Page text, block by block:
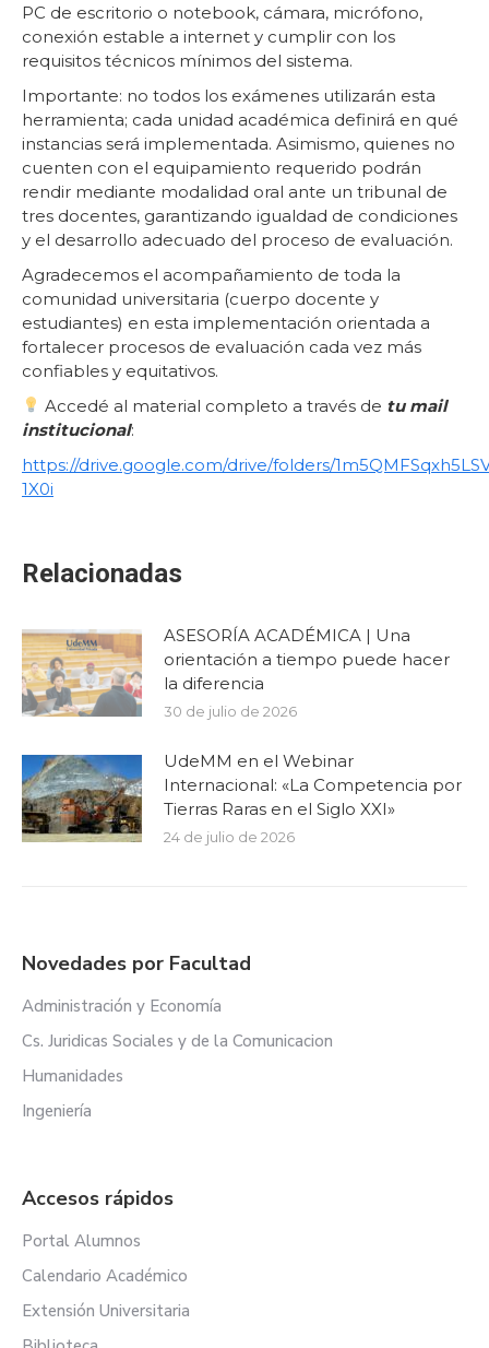
PC de escritorio o notebook, cámara, micrófono,
conexión estable a internet y cumplir con los
requisitos técnicos mínimos del sistema.
Importante: no todos los exámenes utilizarán esta
herramienta; cada unidad académica definirá en qué
instancias será implementada. Asimismo, quienes no
cuenten con el equipamiento requerido podrán
rendir mediante modalidad oral ante un tribunal de
tres docentes, garantizando igualdad de condiciones
y el desarrollo adecuado del proceso de evaluación.
Agradecemos el acompañamiento de toda la
comunidad universitaria (cuerpo docente y
estudiantes) en esta implementación orientada a
fortalecer procesos de evaluación cada vez más
confiables y equitativos.
Accedé al material completo a través de tu mail
institucional:
https://drive.google.com/drive/folders/
1X0i
Relacionadas
ASESORÍA ACADÉMICA | Una
orientación a tiempo puede hacer
la diferencia
30 de julio de 2026
UdeMM en el Webinar
Internacional: «La Competencia por
Tierras Raras en el Siglo XXI»
24 de julio de 2026
Novedades por Facultad
Administración y Economía
Cs. Juridicas Sociales y de la Comunicacion
Humanidades
Ingeniería
Accesos rápidos
Portal Alumnos
Calendario Académico
Extensión Universitaria